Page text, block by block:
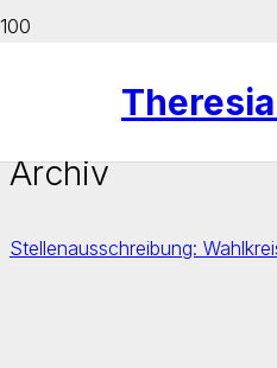
Archiv
Stellenausschreibung: